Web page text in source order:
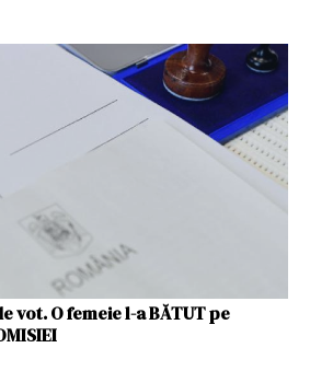
vot. O femeie l-a BĂTUT pe